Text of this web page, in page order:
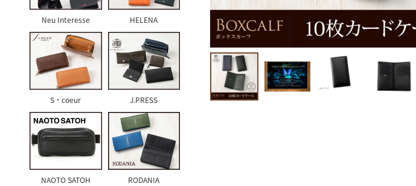
Neu Interesse HELENA
S・coeur J.PRESS
NAOTO SATOH RODANIA